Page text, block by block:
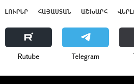
ԼՈՒՐԵՐ ՀԱՅԱՍՏԱՆ ԱՇԽԱՐՀ
Rutube Telegram